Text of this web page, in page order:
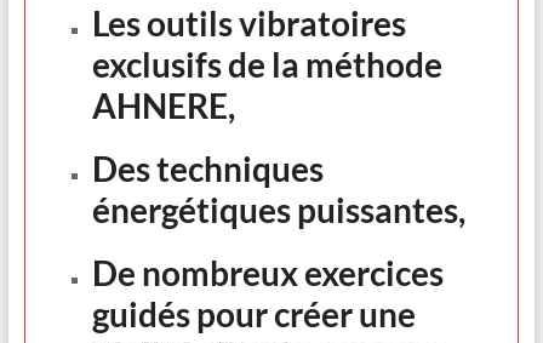
Les outils vibratoires
exclusifs de la méthode
AHNERE,
Des techniques
énergétiques puissantes,
De nombreux exercices
guidés pour créer une